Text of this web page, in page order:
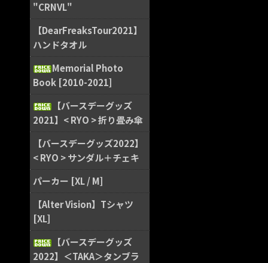
"CRNVL"
【DearFreaksTour2021】
ハンドタオル
Memorial Photo
Book [2010-2021]
【バースデーグッズ
2021】< RYO > 折り畳み傘
【バースデーグッズ2022】
< RYO > サンダル＋チェキ
パーカー [XL / M]
【Alter Vision】Tシャツ
[XL]
【バースデーグッズ
2022】＜TAKA＞タンブラ